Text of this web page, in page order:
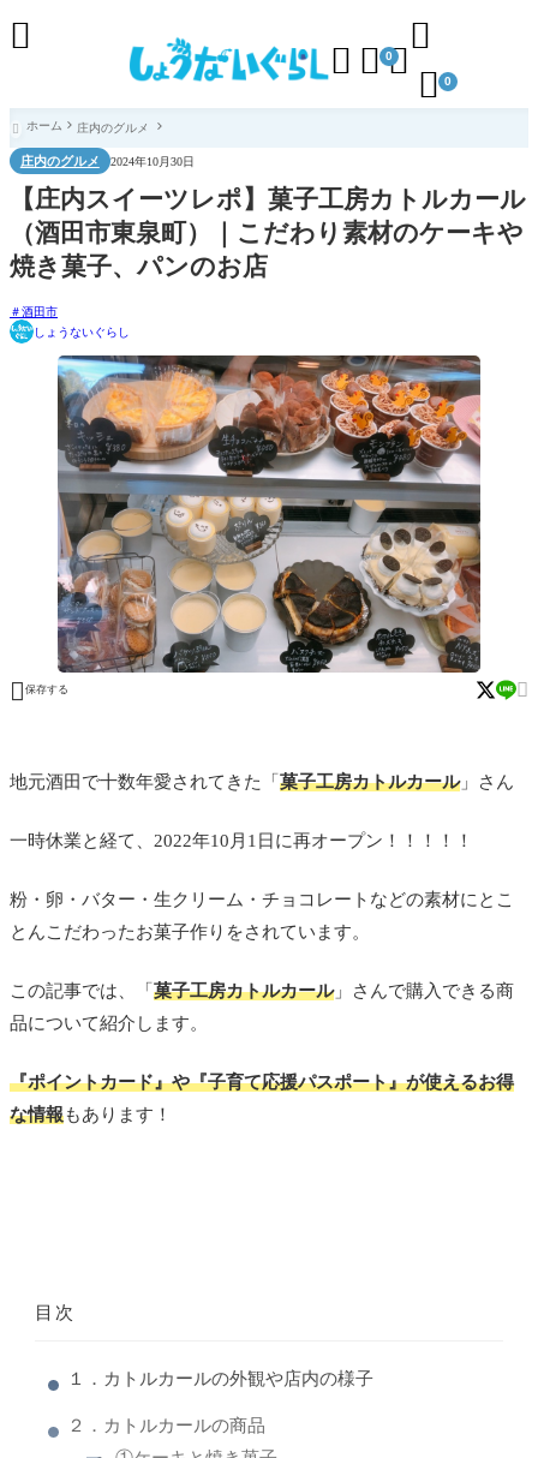
  0

 0

 ホーム 庄内のグルメ
庄内のグルメ 2024年10月30日
【庄内スイーツレポ】菓子工房カトルカール
（酒田市東泉町）｜こだわり素材のケーキや
焼き菓子、パンのお店
酒田市
しょうないぐらし
 保存する 
地元酒田で十数年愛されてきた「 菓子工房カトルカール」さん
一時休業と経て、2022年10月1日に再オープン！！！！！
粉・卵・バター・生クリーム・チョコレートなどの素材にとこ
とんこだわったお菓子作りをされています。
この記事では、「 菓子工房カトルカール」さんで購入できる商
品について紹介します。
『ポイントカード』や『子育て応援パスポート』が使えるお得
な情報もあります！
目次
１．カトルカールの外観や店内の様子
２．カトルカールの商品